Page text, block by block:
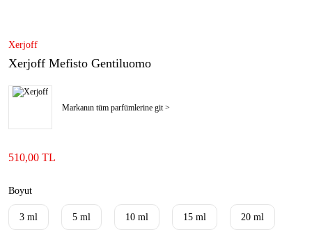
Xerjoff
Xerjoff Mefisto Gentiluomo
Markanın tüm parfümlerine git >
510,00 TL
Boyut
3 ml 5 ml 10 ml 15 ml 20 ml